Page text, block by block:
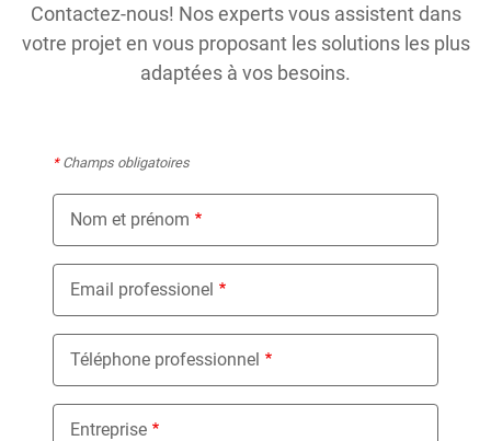
Contactez-nous! Nos experts vous assistent dans
votre projet en vous proposant les solutions les plus
adaptées à vos besoins.
*Champs obligatoires
Nom et prénom
Email professionel
Téléphone professionnel
Entreprise